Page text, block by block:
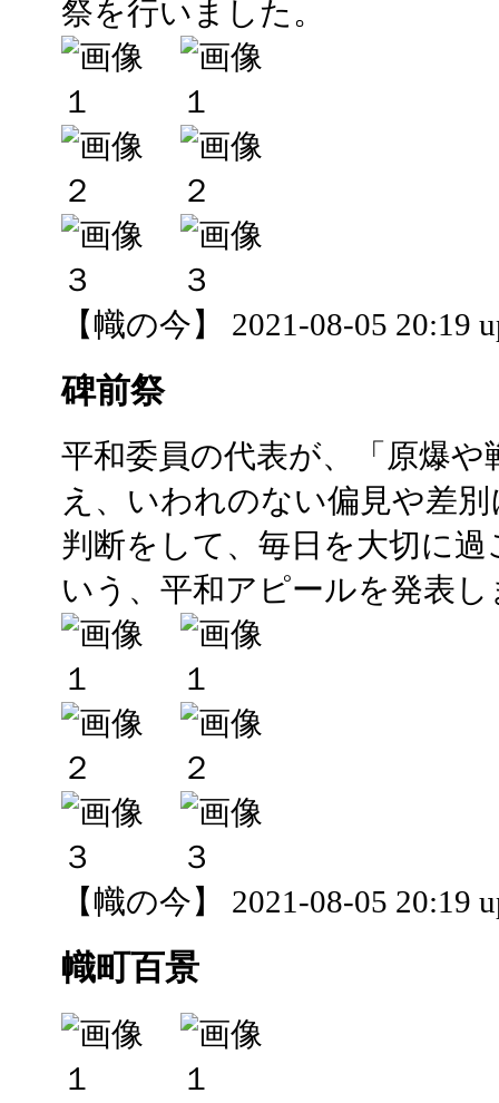
祭を行いました。
【幟の今】 2021-08-05 20:19
碑前祭
平和委員の代表が、「原爆
え、いわれのない偏見や差
判断をして、毎日を大切に
いう、平和アピールを発表
【幟の今】 2021-08-05 20:19
幟町百景